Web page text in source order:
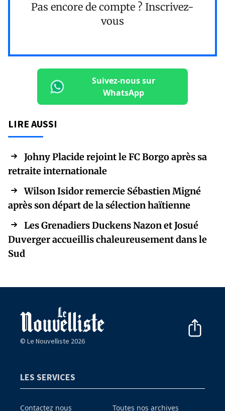
Pas encore de compte ? Inscrivez-
vous
Suivez-nous sur
WhatsApp
LIRE AUSSI
Johny Placide rejoint le FC Borgo après sa
retraite internationale
Wilson Isidor remercie Sébastien Migné
après son départ de la sélection haïtienne
Les Grenadiers Duckens Nazon et Josué
Duverger accueillis chaleureusement dans le
Sud
© Le Nouvelliste 2026
LES SERVICES
Contactez nous Toutes nos archives